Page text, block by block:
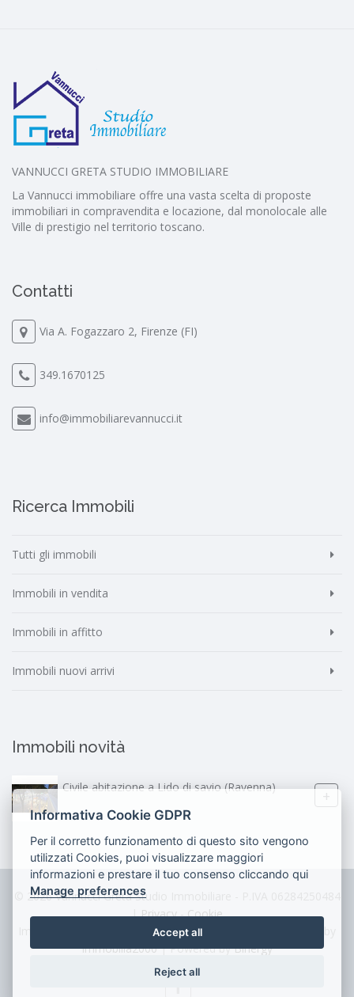
VANNUCCI GRETA STUDIO IMMOBILIARE
La Vannucci immobiliare offre una vasta scelta di proposte
immobiliari in compravendita e locazione, dal monolocale alle
Ville di prestigio nel territorio toscano.
Contatti
Via A. Fogazzaro 2, Firenze (FI)
349.1670125
info@immobiliarevannucci.it
Ricerca Immobili
Tutti gli immobili
Immobili in vendita
Immobili in affitto
Immobili nuovi arrivi
Immobili novità
Civile abitazione a Lido di savio (Ravenna) +
© 2026 Vannucci Greta Studio Immobiliare - P.IVA 06284250484
|Privacy-Cookie
Immobili aggiornati automaticamente al 07/08/26 • System by
Immobilia2000| Powered byBinergy
Informativa Cookie GDPR
Per il corretto funzionamento di questo sito vengono
utilizzati Cookies, puoi visualizzare maggiori
informazioni e prestare il tuo consenso cliccando qui
Manage preferences
Accept all
Reject all